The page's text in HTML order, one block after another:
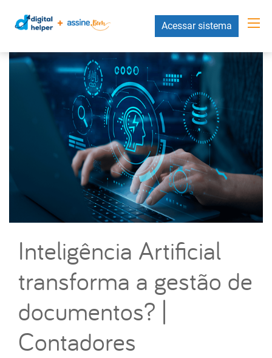
Acessar sistema
Inteligência Artificial
transforma a gestão de
documentos? |
Contadores